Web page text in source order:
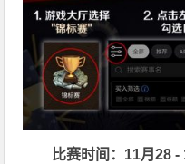
比赛时间：11月28